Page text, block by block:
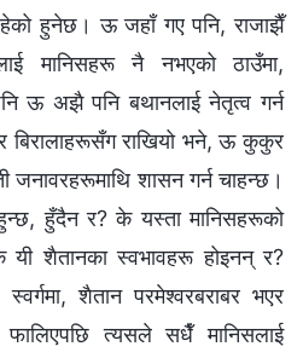
हुनेछ। ऊ जहाँ गए पनि, राजाझैँ
मानिसहरू नै नभएको ठाउँमा,
ऊ अझै पनि बथानलाई नेतृत्व गर्न
बिरालाहरूसँग राखियो भने, ऊ कुकुर
जनावरहरूमाथि शासन गर्न चाहन्छ।
हुन्छ, हुँदैन र? के यस्ता मानिसहरूको
शैतानका स्वभावहरू होइनन् र?
शैतान परमेश्वरबराबर भएर
फालिएपछि त्यसले सधैँ मानिसलाई